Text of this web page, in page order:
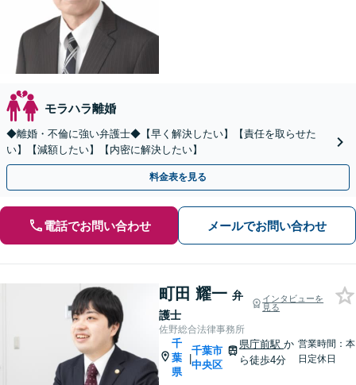
モラハラ離婚
◆離婚・不倫に強い弁護士◆【早く解決したい】【責任を取らせた
い】【減額したい】【内密に解決したい】
料金表を見る
電話でお問い合わせ メールでお問い合わせ
町田 耀一 弁
護士
インタビューを
見る
佐野総合法律事務所
千
葉
県
|
千葉市
中央区
県庁前駅か
ら徒歩4分
営業時間：本
日定休日